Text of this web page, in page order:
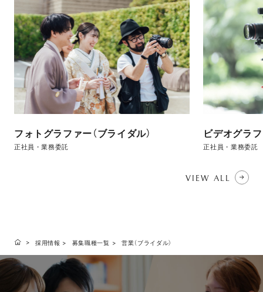
フォトグラファー（ブライダル）
正社員・業務委託
ビデオグラ
正社員・業務委託
VIEW ALL
採用情報 募集職種一覧 営業（ブライダル）